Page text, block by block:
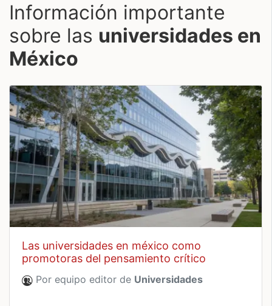
Información importante
sobre las universidades en
México
las universidades en méxico como
promotoras del pensamiento crítico
Por equipo editor de Universidades